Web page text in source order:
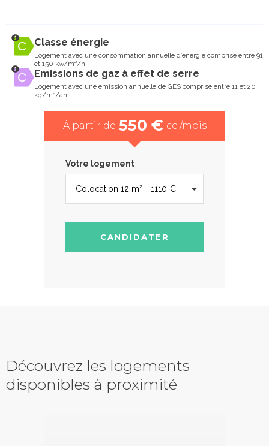
Classe énergie
Logement avec une consommation annuelle d’énergie comprise entre 91
et 150 kw/m²/h
Emissions de gaz à effet de serre
Logement avec une emission annuelle de GES comprise entre 11 et 20
kg/m²/an
À partir de 550 € cc /mois
Votre logement
CANDIDATER
Découvrez les logements
disponibles à proximité